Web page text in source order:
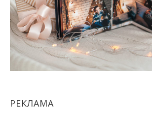
РЕКЛАМА